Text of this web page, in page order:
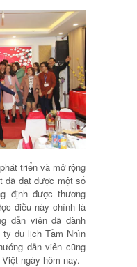
triển và mở rộng
đã đạt được một số
định được thương
điều này chính là
dẫn viên đã dành
du lịch Tầm Nhìn
dẫn viên cũng
ngày hôm nay.